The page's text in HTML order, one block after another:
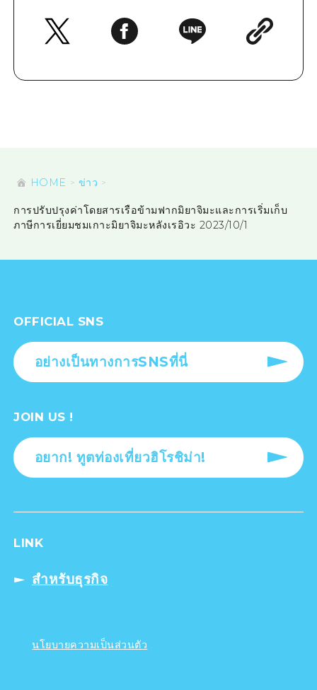
HOME ข่าว
การปรับปรุงค่าโดยสารเรือข้ามฟากมิยาจิมะและการเริ่มเก็บ
ภาษีการเยี่ยมชมเกาะมิยาจิมะหลังเรอิวะ 2023/10/1
OFFICIAL SNS
อย่างเป็นทางการSNSที่นี่
JOIN US !
อยาก! ทูตท่องเที่ยวฮิโรชิม่า!
LINK
สำหรับธุรกิจ
นโยบายความเป็นส่วนตัว